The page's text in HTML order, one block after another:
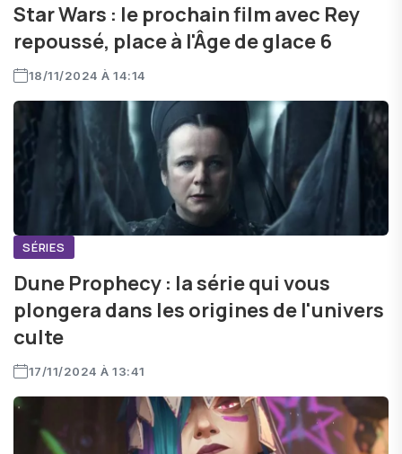
Star Wars : le prochain film avec Rey
repoussé, place à l'Âge de glace 6
18/11/2024 À 14:14
SÉRIES
Dune Prophecy : la série qui vous
plongera dans les origines de l'univers
culte
17/11/2024 À 13:41